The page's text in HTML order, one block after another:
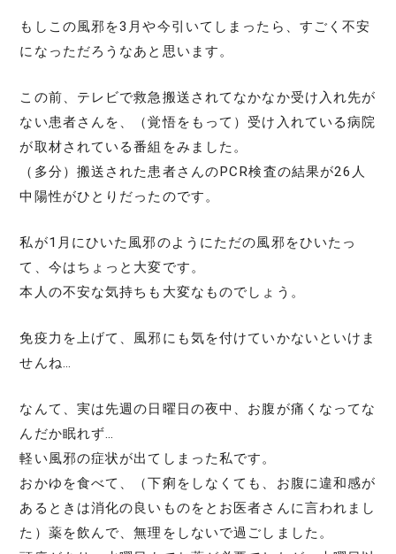
もしこの風邪を3月や今引いてしまったら、すごく不安
になっただろうなあと思います。
この前、テレビで救急搬送されてなかなか受け入れ先が
ない患者さんを、（覚悟をもって）受け入れている病院
が取材されている番組をみました。
（多分）搬送された患者さんのPCR検査の結果が26人
中陽性がひとりだったのです。
私が1月にひいた風邪のようにただの風邪をひいたっ
て、今はちょっと大変です。
本人の不安な気持ちも大変なものでしょう。
免疫力を上げて、風邪にも気を付けていかないといけま
せんね…
なんて、実は先週の日曜日の夜中、お腹が痛くなってな
んだか眠れず…
軽い風邪の症状が出てしまった私です。
おかゆを食べて、（下痢をしなくても、お腹に違和感が
あるときは消化の良いものをとお医者さんに言われまし
た）薬を飲んで、無理をしないで過ごしました。